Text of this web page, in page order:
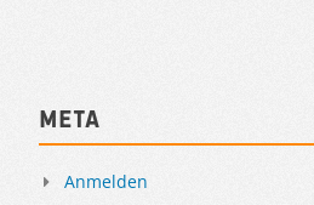
Meta
Anmelden